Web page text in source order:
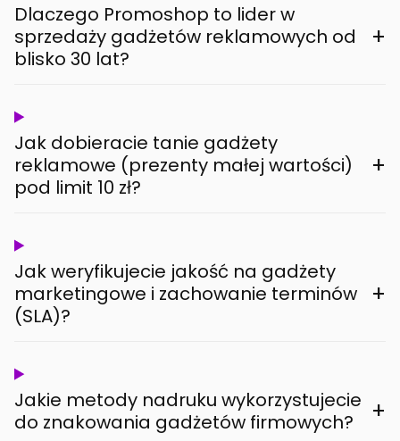
Dlaczego Promoshop to lider w
sprzedaży gadżetów reklamowych od
blisko 30 lat?
+
Jak dobieracie tanie gadżety
reklamowe (prezenty małej wartości)
pod limit 10 zł?
+
Jak weryfikujecie jakość na gadżety
marketingowe i zachowanie terminów
(SLA)?
+
Jakie metody nadruku wykorzystujecie
do znakowania gadżetów firmowych?
+